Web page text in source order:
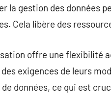
la gestion des données
Cela libère des
offre une flexibilité
exigences de leurs
données, ce qui est